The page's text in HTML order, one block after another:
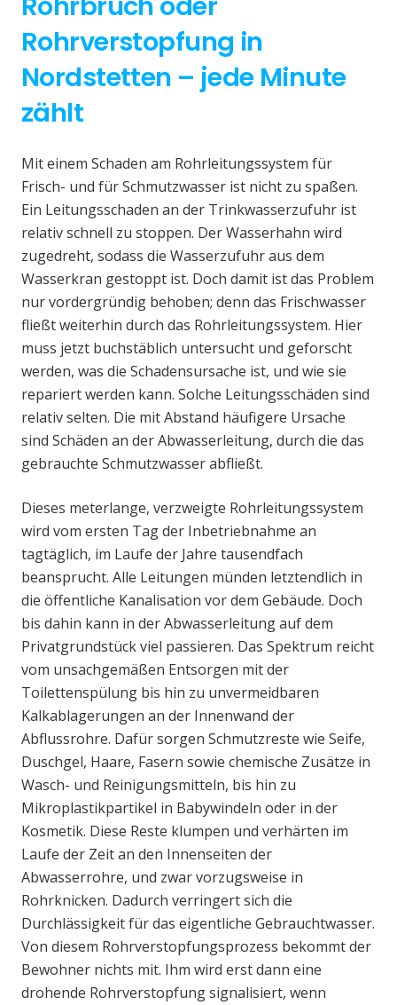
Rohrverstopfung in
Nordstetten – jede Minute
zählt
Mit einem Schaden am Rohrleitungssystem für
Frisch- und für Schmutzwasser ist nicht zu spaßen.
Ein Leitungsschaden an der Trinkwasserzufuhr ist
relativ schnell zu stoppen. Der Wasserhahn wird
zugedreht, sodass die Wasserzufuhr aus dem
Wasserkran gestoppt ist. Doch damit ist das Problem
nur vordergründig behoben; denn das Frischwasser
fließt weiterhin durch das Rohrleitungssystem. Hier
muss jetzt buchstäblich untersucht und geforscht
werden, was die Schadensursache ist, und wie sie
repariert werden kann. Solche Leitungsschäden sind
relativ selten. Die mit Abstand häufigere Ursache
sind Schäden an der Abwasserleitung, durch die das
gebrauchte Schmutzwasser abfließt.
Dieses meterlange, verzweigte Rohrleitungssystem
wird vom ersten Tag der Inbetriebnahme an
tagtäglich, im Laufe der Jahre tausendfach
beansprucht. Alle Leitungen münden letztendlich in
die öffentliche Kanalisation vor dem Gebäude. Doch
bis dahin kann in der Abwasserleitung auf dem
Privatgrundstück viel passieren. Das Spektrum reicht
vom unsachgemäßen Entsorgen mit der
Toilettenspülung bis hin zu unvermeidbaren
Kalkablagerungen an der Innenwand der
Abflussrohre. Dafür sorgen Schmutzreste wie Seife,
Duschgel, Haare, Fasern sowie chemische Zusätze in
Wasch- und Reinigungsmitteln, bis hin zu
Mikroplastikpartikel in Babywindeln oder in der
Kosmetik. Diese Reste klumpen und verhärten im
Laufe der Zeit an den Innenseiten der
Abwasserrohre, und zwar vorzugsweise in
Rohrknicken. Dadurch verringert sich die
Durchlässigkeit für das eigentliche Gebrauchtwasser.
Von diesem Rohrverstopfungsprozess bekommt der
Bewohner nichts mit. Ihm wird erst dann eine
drohende Rohrverstopfung signalisiert, wenn